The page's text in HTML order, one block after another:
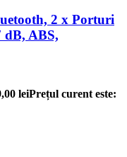
2 x Porturi
dB, ABS,
leiPrețul curent este: